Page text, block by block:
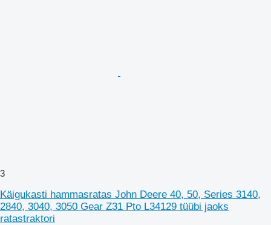
3
Käigukasti hammasratas John Deere 40, 50, Series 3140,
2840, 3040, 3050 Gear Z31 Pto L34129 tüübi jaoks
ratastraktori